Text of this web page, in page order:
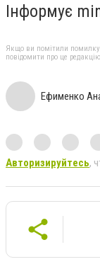
Інформує
Якщо ви помітили помилку,
повідомити про це редакцію
Ефименко
Авторизируйтесь,